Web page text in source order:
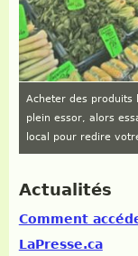
Acheter des produits
plein essor, alors
local pour redire
Actualités
Comment
LaPresse.ca